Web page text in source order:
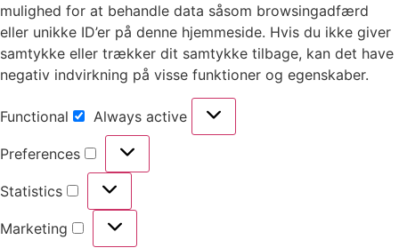
mulighed for at behandle data såsom browsingadfærd
eller unikke ID’er på denne hjemmeside. Hvis du ikke giver
samtykke eller trækker dit samtykke tilbage, kan det have
negativ indvirkning på visse funktioner og egenskaber.
Functional Always active
Preferences
Statistics
Marketing